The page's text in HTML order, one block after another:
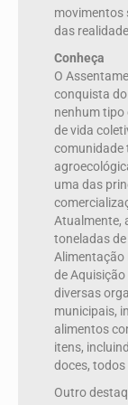
movimentos
das
Conheça
O
conquista
nenhum
de vida
comunidade
uma das
Atualmente,
toneladas
Alimentação
de Aquisição
diversas
municipais,
alimentos
itens,
doces,
Outro